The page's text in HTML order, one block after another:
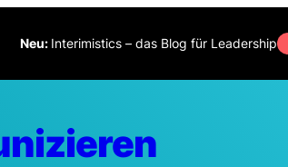
Neu: Interimistics – das Blog für Leadership